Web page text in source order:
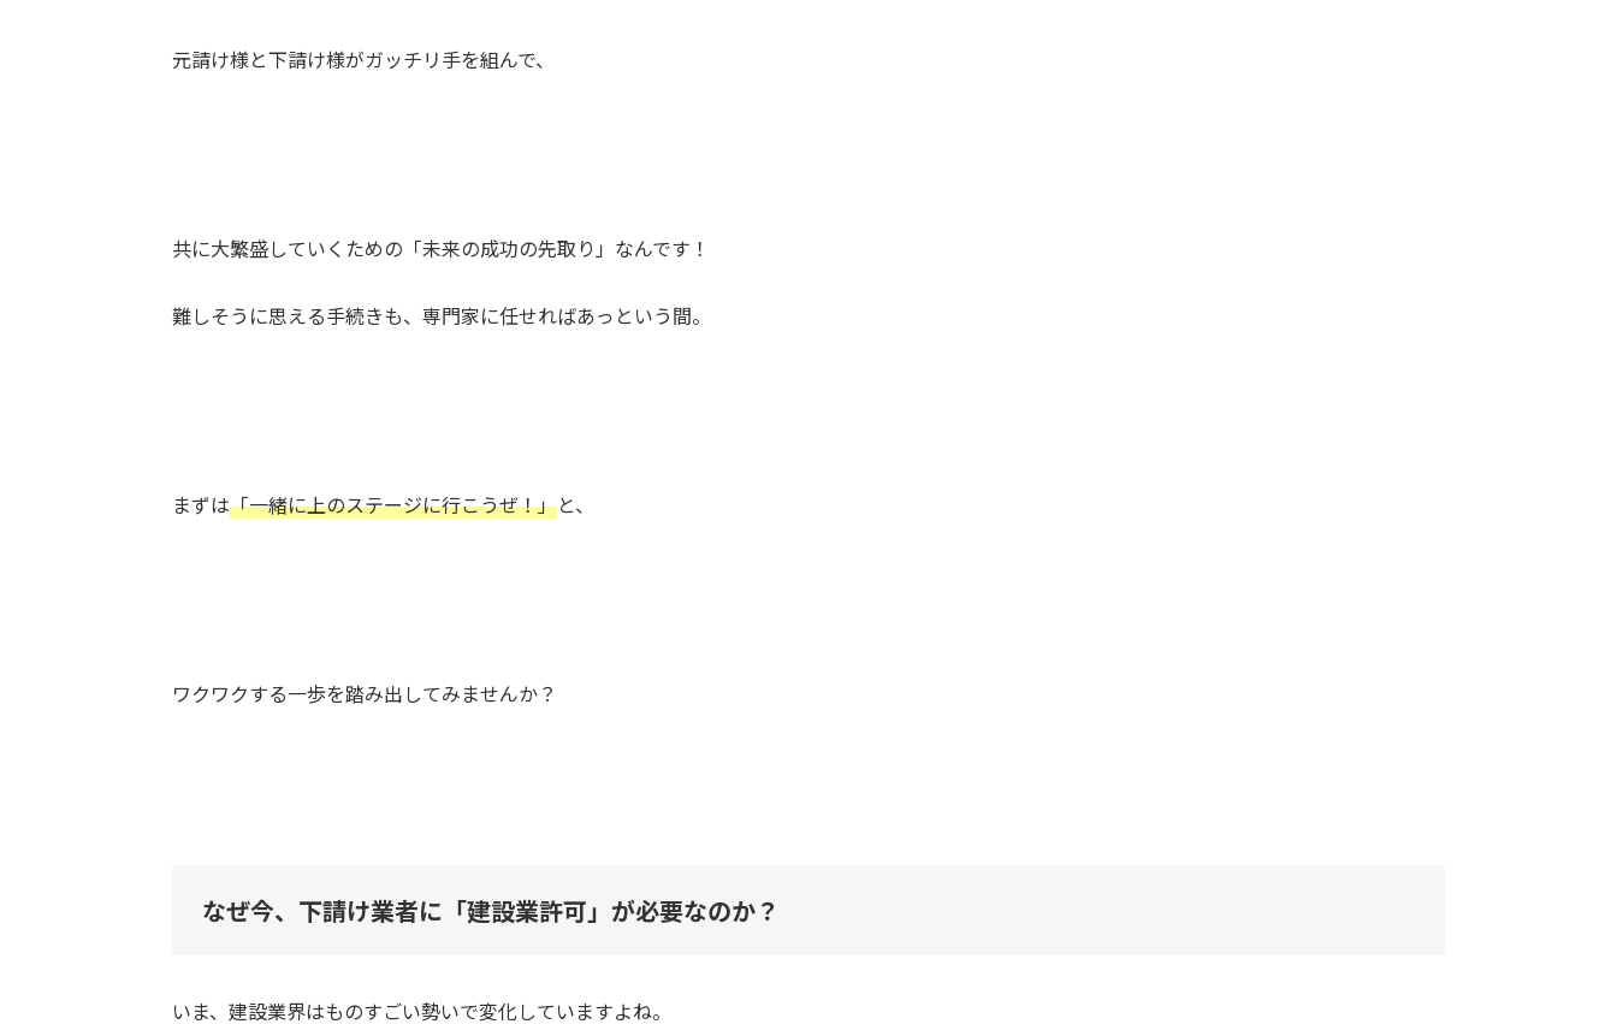
元請け様と下請け様がガッチリ手を組んで、
共に大繁盛していくための「未来の成功の先取り」なんです！
難しそうに思える手続きも、専門家に任せればあっという間。
まずは「一緒に上のステージに行こうぜ！」と、
ワクワクする一歩を踏み出してみませんか？
なぜ今、下請け業者に「建設業許可」が必要なのか？
いま、建設業界はものすごい勢いで変化していますよね。